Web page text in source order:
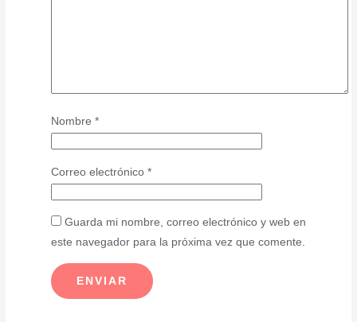
Nombre *
Correo electrónico *
Guarda mi nombre, correo electrónico y web en
este navegador para la próxima vez que comente.